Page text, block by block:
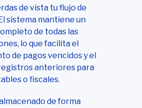
de vista tu flujo de
sistema mantiene un
de todas las
lo que facilita el
de pagos vencidos y el
anteriores para
o fiscales.
de forma